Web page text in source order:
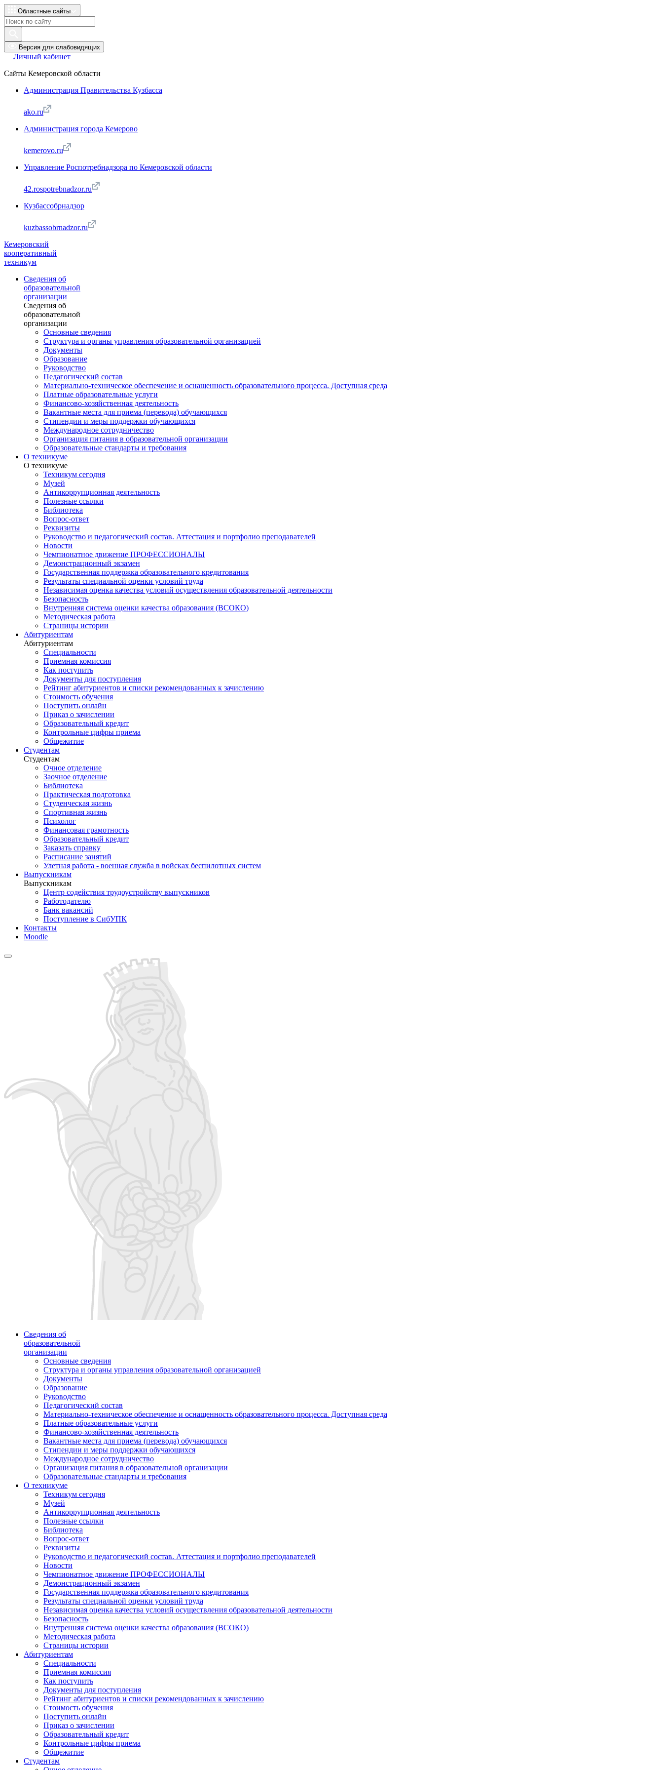
Областные сайты
Версия для слабовидящих
Личный кабинет
Сайты Кемеровской области
Администрация Правительства Кузбасса
ako.ru
Администрация города Кемерово
kemerovo.ru
Управление Роспотребнадзора по Кемеровской области
42.rospotrebnadzor.ru
Кузбассобрнадзор
kuzbassobrnadzor.ru
Кемеровский
кооперативный
техникум
Сведения об
образовательной
организации
Сведения об
образовательной
организации
Основные сведения
Структура и органы управления образовательной организацией
Документы
Образование
Руководство
Педагогический состав
Материально-техническое обеспечение и оснащенность образовательного процесса. Доступная среда
Платные образовательные услуги
Финансово-хозяйственная деятельность
Вакантные места для приема (перевода) обучающихся
Стипендии и меры поддержки обучающихся
Международное сотрудничество
Организация питания в образовательной организации
Образовательные стандарты и требования
О техникуме
О техникуме
Техникум сегодня
Музей
Антикоррупционная деятельность
Полезные ссылки
Библиотека
Вопрос-ответ
Реквизиты
Руководство и педагогический состав. Аттестация и портфолио преподавателей
Новости
Чемпионатное движение ПРОФЕССИОНАЛЫ
Демонстрационный экзамен
Государственная поддержка образовательного кредитования
Результаты специальной оценки условий труда
Независимая оценка качества условий осуществления образовательной деятельности
Безопасность
Внутренняя система оценки качества образования (ВСОКО)
Методическая работа
Страницы истории
Абитуриентам
Абитуриентам
Специальности
Приемная комиссия
Как поступить
Документы для поступления
Рейтинг абитуриентов и списки рекомендованных к зачислению
Стоимость обучения
Поступить онлайн
Приказ о зачислении
Образовательный кредит
Контрольные цифры приема
Общежитие
Студентам
Студентам
Очное отделение
Заочное отделение
Библиотека
Практическая подготовка
Студенческая жизнь
Спортивная жизнь
Психолог
Финансовая грамотность
Образовательный кредит
Заказать справку
Расписание занятий
Улетная работа - военная служба в войсках беспилотных систем
Выпускникам
Выпускникам
Центр содействия трудоустройству выпускников
Работодателю
Банк вакансий
Поступление в СибУПК
Контакты
Moodle
Сведения об
образовательной
организации
Основные сведения
Структура и органы управления образовательной организацией
Документы
Образование
Руководство
Педагогический состав
Материально-техническое обеспечение и оснащенность образовательного процесса. Доступная среда
Платные образовательные услуги
Финансово-хозяйственная деятельность
Вакантные места для приема (перевода) обучающихся
Стипендии и меры поддержки обучающихся
Международное сотрудничество
Организация питания в образовательной организации
Образовательные стандарты и требования
О техникуме
Техникум сегодня
Музей
Антикоррупционная деятельность
Полезные ссылки
Библиотека
Вопрос-ответ
Реквизиты
Руководство и педагогический состав. Аттестация и портфолио преподавателей
Новости
Чемпионатное движение ПРОФЕССИОНАЛЫ
Демонстрационный экзамен
Государственная поддержка образовательного кредитования
Результаты специальной оценки условий труда
Независимая оценка качества условий осуществления образовательной деятельности
Безопасность
Внутренняя система оценки качества образования (ВСОКО)
Методическая работа
Страницы истории
Абитуриентам
Специальности
Приемная комиссия
Как поступить
Документы для поступления
Рейтинг абитуриентов и списки рекомендованных к зачислению
Стоимость обучения
Поступить онлайн
Приказ о зачислении
Образовательный кредит
Контрольные цифры приема
Общежитие
Студентам